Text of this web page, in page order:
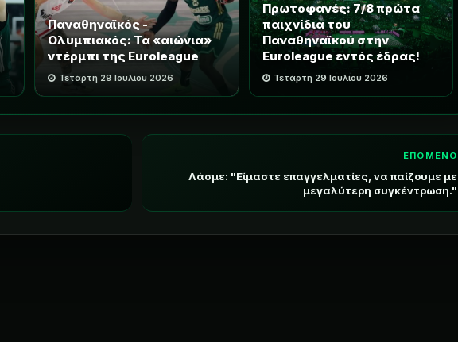
Παναθηναϊκός -
Ολυμπιακός: Τα «αιώνια»
ντέρμπι της Euroleague
Τετάρτη 29 Ιουλίου 2026
Πρωτοφανές: 7/8 πρώτα
παιχνίδια του
Παναθηναϊκού στην
Euroleague εντός έδρας!
Τετάρτη 29 Ιουλίου 2026
ΕΠΟΜΕΝΟ
Λάσμε: "Είμαστε επαγγελματίες, να παίζουμε με
μεγαλύτερη συγκέντρωση."